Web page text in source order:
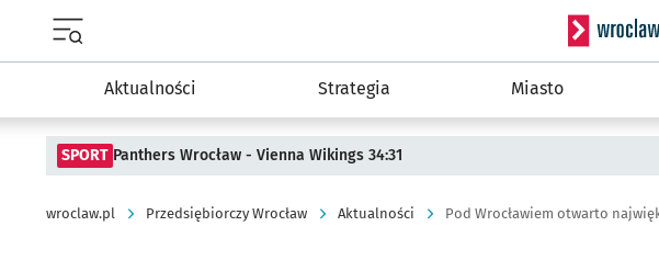
Serwis
Aktualności Strategia Miasto
SPORT Panthers Wrocław - Vienna Wikings 34:31
wroclaw.pl Przedsiębiorczy Wrocław Aktualności Pod Wrocławiem otwarto